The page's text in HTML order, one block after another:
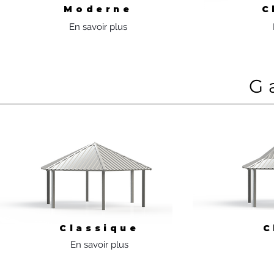
Moderne
En savoir plus
Classique
En savoir plus